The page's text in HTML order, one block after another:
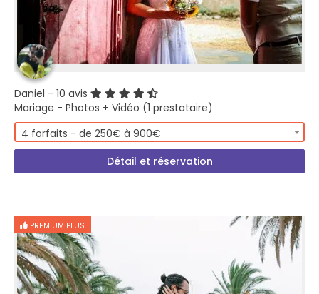
Daniel - 10 avis
Mariage - Photos + Vidéo (1 prestataire)
4 forfaits - de 250€ à 900€
Détail et réservation
PREMIUM PLUS